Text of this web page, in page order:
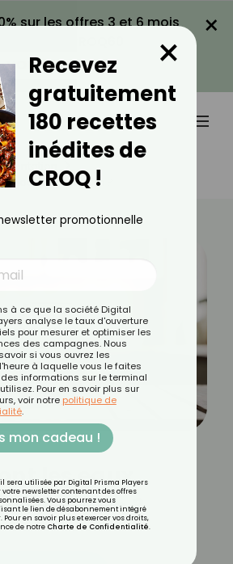
sur les offres 3 et 6 mois
VOIR LA PROMO
×
En Potassium ?
les eaux
?
Recevez
gratuitement
180 recettes
inédites de
CROQ !
×
promotionnelle
à ce que la société Digital
analyse le taux d'ouverture
pour mesurer et optimiser les
des campagnes. Nous
si vous ouvrez les
à laquelle vous le faites
informations sur le terminal
Pour en savoir plus sur
voir notre politique de
.
mon cadeau !
sera utilisée par Digital Prisma Players
votre newsletter contenant des offres
Vous pourrez vous
le lien de désabonnement intégré
en savoir plus et exercer vos droits,
de notre Charte de Confidentialité.